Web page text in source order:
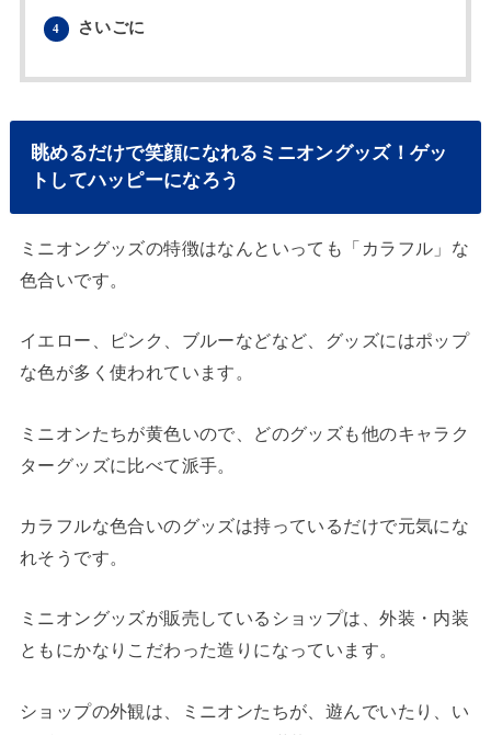
4 さいごに
眺めるだけで笑顔になれるミニオングッズ！ゲッ
トしてハッピーになろう
ミニオングッズの特徴はなんといっても「カラフル」な
色合いです。
イエロー、ピンク、ブルーなどなど、グッズにはポップ
な色が多く使われています。
ミニオンたちが黄色いので、どのグッズも他のキャラク
ターグッズに比べて派手。
カラフルな色合いのグッズは持っているだけで元気にな
れそうです。
ミニオングッズが販売しているショップは、外装・内装
ともにかなりこだわった造りになっています。
ショップの外観は、ミニオンたちが、遊んでいたり、い